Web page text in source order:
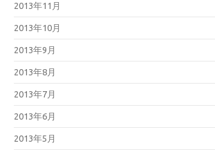
2013年11月
2013年10月
2013年9月
2013年8月
2013年7月
2013年6月
2013年5月